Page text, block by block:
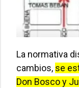
La normativa
cambios, se
Don Bosco y